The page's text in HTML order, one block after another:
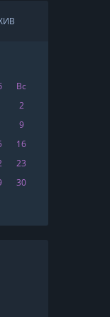
Вс
2
9
16
23
30